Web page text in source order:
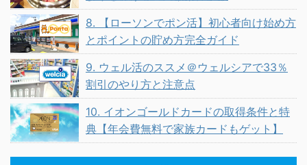
8. 【ローソンでポン活】初心者向け始め方
とポイントの貯め方完全ガイド
9. ウェル活のススメ＠ウェルシアで33％
割引のやり方と注意点
10. イオンゴールドカードの取得条件と特
典【年会費無料で家族カードもゲット】